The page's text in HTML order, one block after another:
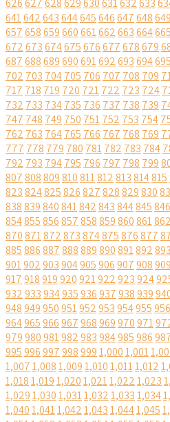
626627628629630631632633
641642643644645646647648649
657658659660661662663664665
672673674675676677678679
687688689690691692693694695
702 703 704705 706 707 708 709
717 718 719 720 721722 723 724
732 733 734735 736 737 738 739
747 748 749 750 751752 753 754
762 763 764765 766 767 768 769
777 778 779 780 781782 783 784
792 793 794795 796 797 798 799
807808809810811812813814815
823824825826827828829830
838839840841842843844845846
854855856857858859860861862
870871872873874875876877
885886887888889890891892893
901902903904905906907908909
917918919920921922923924
932933934935936937938939
948949950951952953954955956
964965966967968969970971
979980981982983984985986
9959969979989991,0001,001
1,0071,0081,0091,0101,0111,012
1,0181,0191,0201,0211,0221,023
1,0291,0301,0311,0321,0331,034
1,0401,0411,0421,0431,0441,045